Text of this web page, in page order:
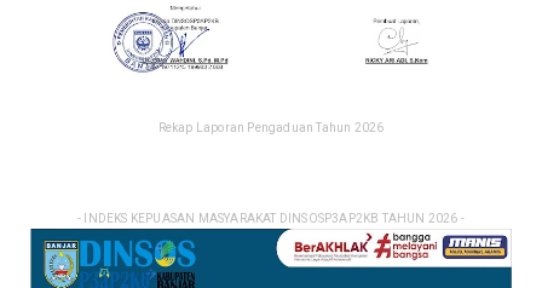
Rekap Laporan Pengaduan Tahun 2026
- INDEKS KEPUASAN MASYARAKAT DINSOSP3AP2KB TAHUN 2026 -